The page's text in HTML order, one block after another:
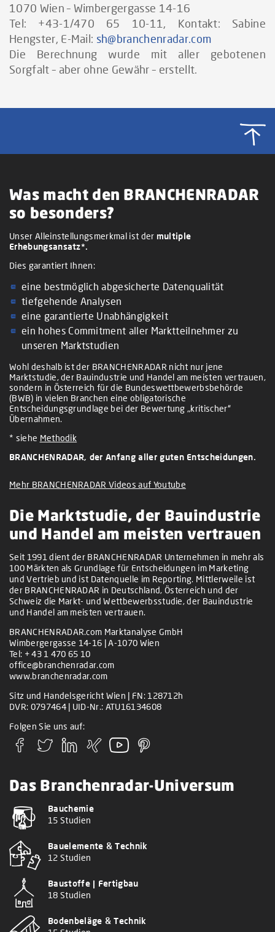
1070 Wien – Wimbergergasse 14-16
Tel: +43-1/470 65 10-11, Kontakt: Sabine
Hengster, E-Mail: sh@branchenradar.com
Die Berechnung wurde mit aller gebotenen
Sorgfalt – aber ohne Gewähr – erstellt.
Was macht den BRANCHENRADAR
so besonders?
Unser Alleinstellungsmerkmal ist der multiple
Erhebungsansatz*.
Dies garantiert Ihnen:
eine bestmöglich abgesicherte Datenqualität
tiefgehende Analysen
eine garantierte Unabhängigkeit
ein hohes Commitment aller Marktteilnehmer zu
unseren Marktstudien
Wohl deshalb ist der BRANCHENRADAR nicht nur jene
Marktstudie, der Bauindustrie und Handel am meisten vertrauen,
sondern in Österreich für die Bundeswettbewerbsbehörde
(BWB) in vielen Branchen eine obligatorische
Entscheidungsgrundlage bei der Bewertung „kritischer“
Übernahmen.
* siehe Methodik
BRANCHENRADAR, der Anfang aller guten Entscheidungen.
Mehr BRANCHENRADAR Videos auf Youtube
Die Marktstudie, der Bauindustrie
und Handel am meisten vertrauen
Seit 1991 dient der BRANCHENRADAR Unternehmen in mehr als
100 Märkten als Grundlage für Entscheidungen im Marketing
und Vertrieb und ist Datenquelle im Reporting. Mittlerweile ist
der BRANCHENRADAR in Deutschland, Österreich und der
Schweiz die Markt- und Wettbewerbsstudie, der Bauindustrie
und Handel am meisten vertrauen.
BRANCHENRADAR.com Marktanalyse GmbH
Wimbergergasse 14-16 | A-1070 Wien
Tel: + 43 1 470 65 10
office@branchenradar.com
www.branchenradar.com
Sitz und Handelsgericht Wien | FN: 128712h
DVR: 0797464 | UID-Nr.: ATU16134608
Folgen Sie uns auf:
Das Branchenradar-Universum
Bauchemie
15 Studien
Bauelemente & Technik
12 Studien
Baustoffe | Fertigbau
18 Studien
Bodenbeläge & Technik